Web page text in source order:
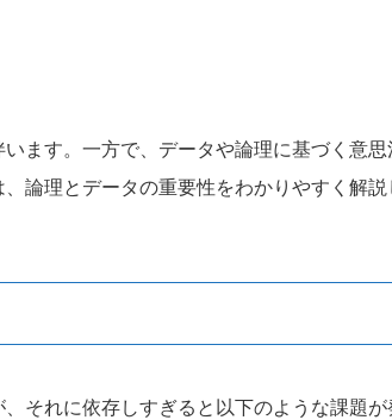
ます。一方で、データや論理に基づく意
論理とデータの重要性をわかりやすく解
それに依存しすぎると以下のような課題